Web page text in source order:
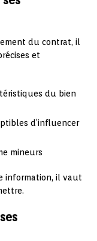
du contrat, il
et
du bien
d’influencer
mineurs
information, il vaut